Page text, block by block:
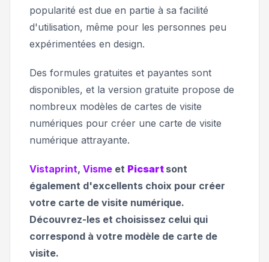
popularité est due en partie à sa facilité
d'utilisation, même pour les personnes peu
expérimentées en design.
Des formules gratuites et payantes sont
disponibles, et la version gratuite propose de
nombreux modèles de cartes de visite
numériques pour créer une carte de visite
numérique attrayante.
Vistaprint, Visme et Picsart sont
également d'excellents choix pour créer
votre carte de visite numérique.
Découvrez-les et choisissez celui qui
correspond à votre modèle de carte de
visite.